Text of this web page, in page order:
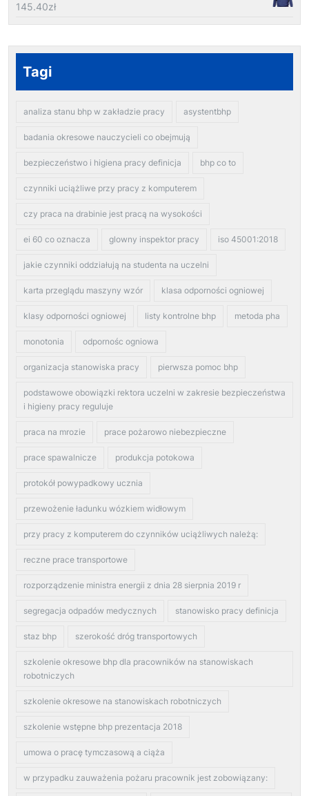
145.40zł
Tagi
analiza stanu bhp w zakładzie pracy asystentbhp
badania okresowe nauczycieli co obejmują
bezpieczeństwo i higiena pracy definicja bhp co to
czynniki uciążliwe przy pracy z komputerem
czy praca na drabinie jest pracą na wysokości
ei 60 co oznacza glowny inspektor pracy iso 45001:2018
jakie czynniki oddziałują na studenta na uczelni
karta przeglądu maszyny wzór klasa odporności ogniowej
klasy odporności ogniowej listy kontrolne bhp metoda pha
monotonia odpornośc ogniowa
organizacja stanowiska pracy pierwsza pomoc bhp
podstawowe obowiązki rektora uczelni w zakresie bezpieczeństwa
i higieny pracy reguluje
praca na mrozie prace pożarowo niebezpieczne
prace spawalnicze produkcja potokowa
protokół powypadkowy ucznia
przewożenie ładunku wózkiem widłowym
przy pracy z komputerem do czynników uciążliwych należą:
reczne prace transportowe
rozporządzenie ministra energii z dnia 28 sierpnia 2019 r
segregacja odpadów medycznych stanowisko pracy definicja
staz bhp szerokość dróg transportowych
szkolenie okresowe bhp dla pracowników na stanowiskach
robotniczych
szkolenie okresowe na stanowiskach robotniczych
szkolenie wstępne bhp prezentacja 2018
umowa o pracę tymczasową a ciąża
w przypadku zauważenia pożaru pracownik jest zobowiązany: